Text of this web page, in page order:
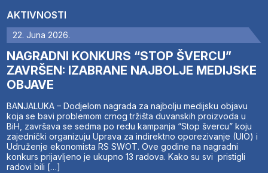
AKTIVNOSTI
22. Juna 2026.
NAGRADNI KONKURS “STOP ŠVERCU”
ZAVRŠEN: IZABRANE NAJBOLJE MEDIJSKE
OBJAVE
BANJALUKA – Dodjelom nagrada za najbolju medijsku objavu
koja se bavi problemom crnog tržišta duvanskih proizvoda u
BiH, završava se sedma po redu kampanja “Stop švercu” koju
zajednički organizuju Uprava za indirektno oporezivanje (UIO) i
Udruženje ekonomista RS SWOT. Ove godine na nagradni
konkurs prijavljeno je ukupno 13 radova. Kako su svi pristigli
radovi bili […]